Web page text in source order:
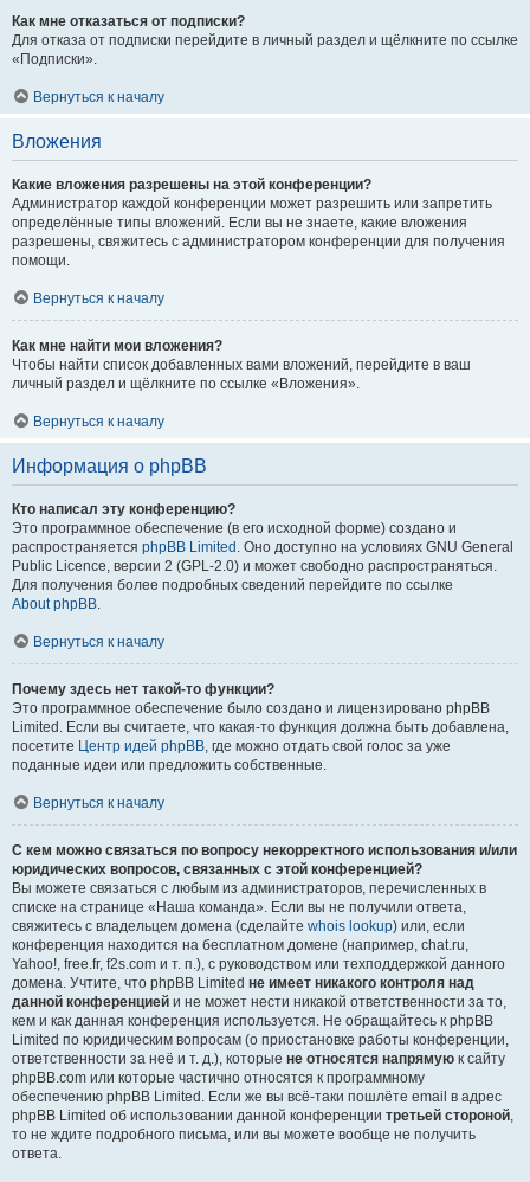
Как мне отказаться от подписки?
Для отказа от подписки перейдите в личный раздел и щёлкните по ссылке
«Подписки».
Вернуться к началу
Вложения
Какие вложения разрешены на этой конференции?
Администратор каждой конференции может разрешить или запретить
определённые типы вложений. Если вы не знаете, какие вложения
разрешены, свяжитесь с администратором конференции для получения
помощи.
Вернуться к началу
Как мне найти мои вложения?
Чтобы найти список добавленных вами вложений, перейдите в ваш
личный раздел и щёлкните по ссылке «Вложения».
Вернуться к началу
Информация о phpBB
Кто написал эту конференцию?
Это программное обеспечение (в его исходной форме) создано и
распространяется phpBB Limited . Оно доступно на условиях GNU General
Public Licence, версии 2 (GPL-2.0) и может свободно распространяться.
Для получения более подробных сведений перейдите по ссылке
About phpBB.
Вернуться к началу
Почему здесь нет такой-то функции?
Это программное обеспечение было создано и лицензировано phpBB
Limited. Если вы считаете, что какая-то функция должна быть добавлена,
посетите Центр идей phpBB, где можно отдать свой голос за уже
поданные идеи или предложить собственные.
Вернуться к началу
С кем можно связаться по вопросу некорректного использования и/или
юридических вопросов, связанных с этой конференцией?
Вы можете связаться с любым из администраторов, перечисленных в
списке на странице «Наша команда». Если вы не получили ответа,
свяжитесь с владельцем домена (сделайте whois lookup) или, если
конференция находится на бесплатном домене (например, chat.ru,
Yahoo!, free.fr, f2s.com и т. п.), с руководством или техподдержкой данного
домена. Учтите, что phpBB Limited не имеет никакого контроля над
данной конференцией и не может нести никакой ответственности за то,
кем и как данная конференция используется. Не обращайтесь к phpBB
Limited по юридическим вопросам (о приостановке работы конференции,
ответственности за неё и т. д.), которые не относятся напрямую к сайту
phpBB.com или которые частично относятся к программному
обеспечению phpBB Limited. Если же вы всё-таки пошлёте email в адрес
phpBB Limited об использовании данной конференции третьей стороной,
то не ждите подробного письма, или вы можете вообще не получить
ответа.